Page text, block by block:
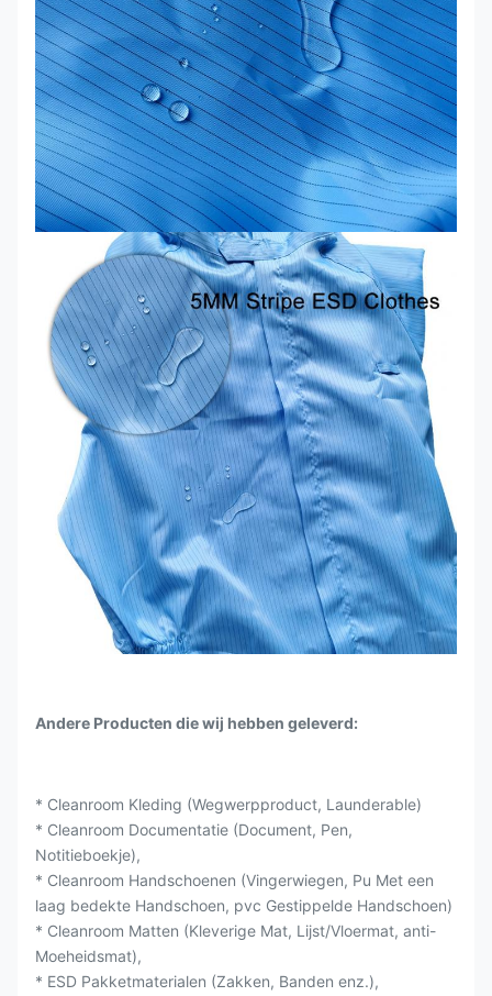
Andere Producten die wij hebben geleverd:
* Cleanroom Kleding (Wegwerpproduct, Launderable)
* Cleanroom Documentatie (Document, Pen,
Notitieboekje),
* Cleanroom Handschoenen (Vingerwiegen, Pu Met een
laag bedekte Handschoen, pvc Gestippelde Handschoen)
* Cleanroom Matten (Kleverige Mat, Lijst/Vloermat, anti-
Moeheidsmat),
* ESD Pakketmaterialen (Zakken, Banden enz.),